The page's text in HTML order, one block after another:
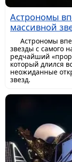
Астрономы
массивной
Астрономы
звезды с самого
редчайший
который длился
неожиданные
звезд.